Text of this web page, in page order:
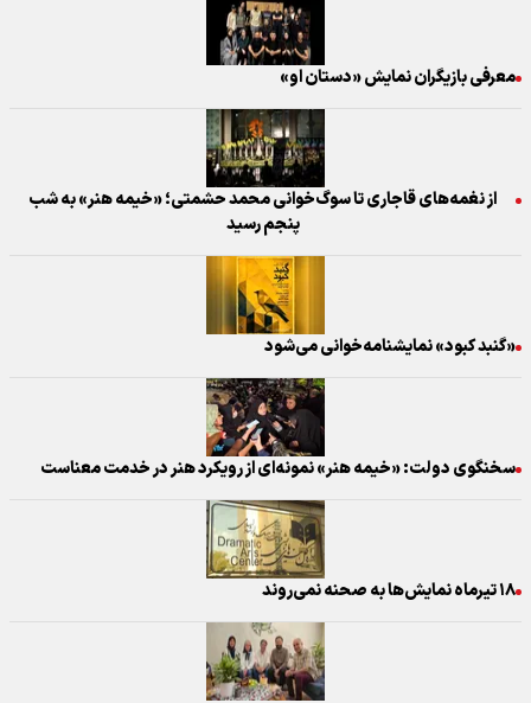
معرفی بازیگران نمایش «دستان او»
از نغمه‌های قاجاری تا سوگ‌خوانی محمد حشمتی؛ «خیمه هنر» به شب
پنجم رسید
«گنبد کبود» نمایشنامه‌خوانی می‌شود
سخنگوی دولت: «خیمه هنر» نمونه‌ای از رویکرد هنر در خدمت معناست
١٨ تیرماه نمایش‌ها به صحنه نمی‌روند